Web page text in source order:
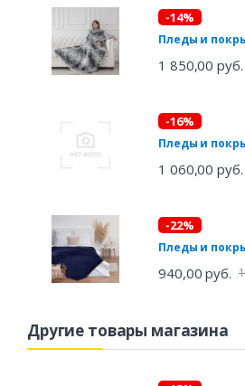
-14%
Пледы и
1 850,00 руб.
-16%
Пледы и
1 060,00 руб.
-22%
Пледы и
940,00 руб.
Другие товары магазина